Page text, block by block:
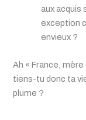
aux acquis
exception
envieux ?
Ah « France,
tiens-tu donc ta
plume ?